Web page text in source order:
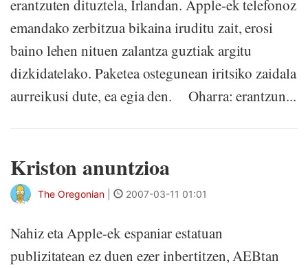
erantzuten dituztela, Irlandan. Apple-ek telefonoz
emandako zerbitzua bikaina iruditu zait, erosi
baino lehen nituen zalantza guztiak argitu
dizkidatelako. Paketea ostegunean iritsiko zaidala
aurreikusi dute, ea egia den. Oharra: erantzun...
Kriston anuntzioa
The Oregonian 2007-03-11 01:01
Nahiz eta Apple-ek espaniar estatuan
publizitatean ez duen ezer inbertitzen, AEBtan